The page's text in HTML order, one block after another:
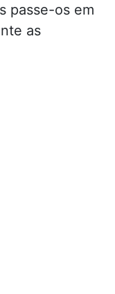
passe-os em
as